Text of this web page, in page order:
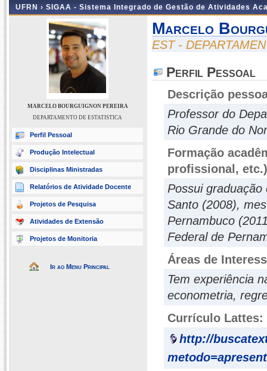
UFRN › SIGAA - Sistema Integrado de Gestão de Atividades
MARCELO BOURGUIGNON PEREIRA
DEPARTAMENTO DE ESTATISTICA
Perfil Pessoal
Produção Intelectual
Disciplinas Ministradas
Relatórios de Atividade Docente
Projetos de Pesquisa
Atividades de Extensão
Projetos de Monitoria
Ir ao Menu Principal
Marcelo
EST -
Perfil Pessoal
Descrição
Professor do
Rio Grande do
Formação
profissional, etc.)
Possui
Santo (2008),
Pernambuco
Federal de
Áreas de
Tem experiência
econometria,
Currículo Lattes:
http://